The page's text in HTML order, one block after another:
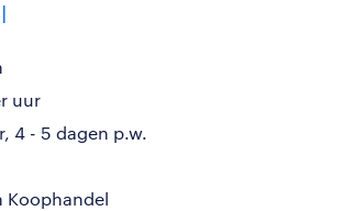
uur
4 - 5 dagen p.w.
Koophandel